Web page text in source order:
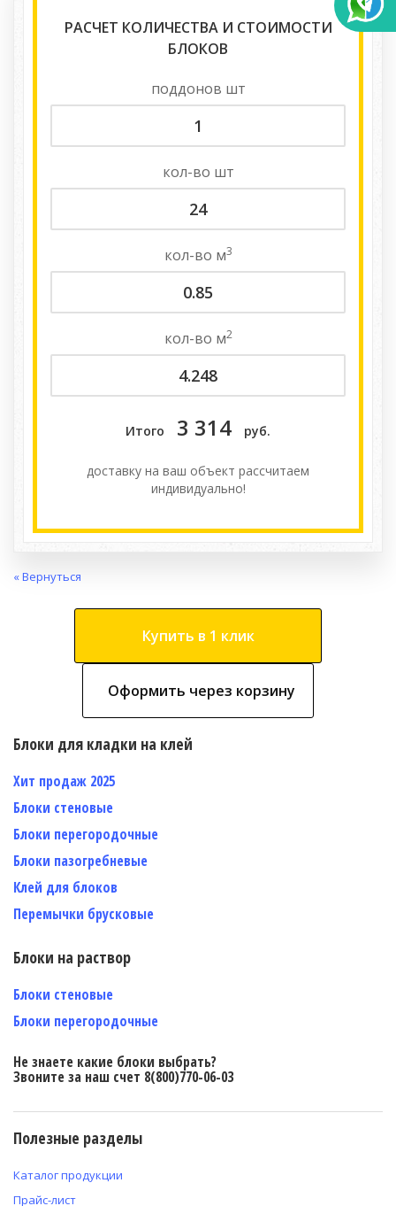
РАСЧЕТ КОЛИЧЕСТВА И СТОИМОСТИ
БЛОКОВ
поддонов шт
кол-во шт
кол-во м3
кол-во м2
Итого 3 314 руб.
доставку на ваш объект расcчитаем
индивидуально!
« Вернуться
Купить в 1 клик
Оформить через корзину
Блоки для кладки на клей
Хит продаж 2025
Блоки стеновые
Блоки перегородочные
Блоки пазогребневые
Клей для блоков
Перемычки брусковые
Блоки на раствор
Блоки стеновые
Блоки перегородочные
Не знаете какие блоки выбрать?
Звоните за наш счет 8(800)770-06-03
Полезные разделы
Каталог продукции
Прайс-лист